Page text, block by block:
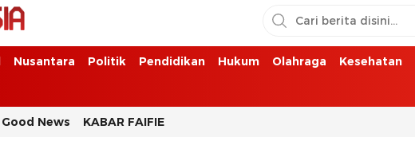
Nusantara Politik Pendidikan Hukum Olahraga Kesehatan
Good News KABAR FAIFIE